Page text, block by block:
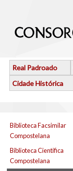
Real Padroado
Cidade Histórica
Biblioteca Facsimilar
Compostelana
Biblioteca Cientifica
Compostelana